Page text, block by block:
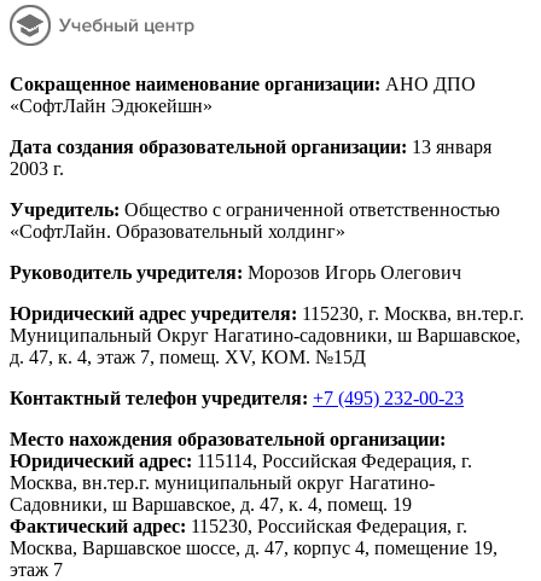
Сокращенное наименование организации: АНО ДПО
«СофтЛайн Эдюкейшн»
Дата создания образовательной организации: 13 января
2003 г.
Учредитель: Общество с ограниченной ответственностью
«СофтЛайн. Образовательный холдинг»
Руководитель учредителя: Морозов Игорь Олегович
Юридический адрес учредителя: 115230, г. Москва, вн.тер.г.
Муниципальный Округ Нагатино-садовники, ш Варшавское,
д. 47, к. 4, этаж 7, помещ. XV, КОМ. №15Д
Контактный телефон учредителя: +7 (495) 232-00-23
Место нахождения образовательной организации:
Юридический адрес: 115114, Российская Федерация, г.
Москва, вн.тер.г. муниципальный округ Нагатино-
Садовники, ш Варшавское, д. 47, к. 4, помещ. 19
Фактический адрес: 115230, Российская Федерация, г.
Москва, Варшавское шоссе, д. 47, корпус 4, помещение 19,
этаж 7